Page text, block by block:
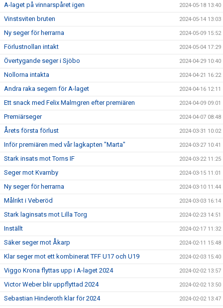
A-laget på vinnarspåret igen 2024-05-18 13:40
Vinstsviten bruten 2024-05-14 13:03
Ny seger för herrarna 2024-05-09 15:52
Förlustnollan intakt 2024-05-04 17:29
Övertygande seger i Sjöbo 2024-04-29 10:40
Nollorna intakta 2024-04-21 16:22
Andra raka segern för A-laget 2024-04-16 12:11
Ett snack med Felix Malmgren efter premiären 2024-04-09 09:01
Premiärseger 2024-04-07 08:48
Årets första förlust 2024-03-31 10:02
Inför premiären med vår lagkapten "Marta" 2024-03-27 10:41
Stark insats mot Torns IF 2024-03-22 11:25
Seger mot Kvarnby 2024-03-15 11:01
Ny seger för herrarna 2024-03-10 11:44
Målrikt i Veberöd 2024-03-03 16:14
Stark laginsats mot Lilla Torg 2024-02-23 14:51
Inställt 2024-02-17 11:32
Säker seger mot Åkarp 2024-02-11 15:48
Klar seger mot ett kombinerat TFF U17 och U19 2024-02-03 15:40
Viggo Krona flyttas upp i A-laget 2024 2024-02-02 13:57
Victor Weber blir uppflyttad 2024 2024-02-02 13:50
Sebastian Hinderoth klar för 2024 2024-02-02 13:47